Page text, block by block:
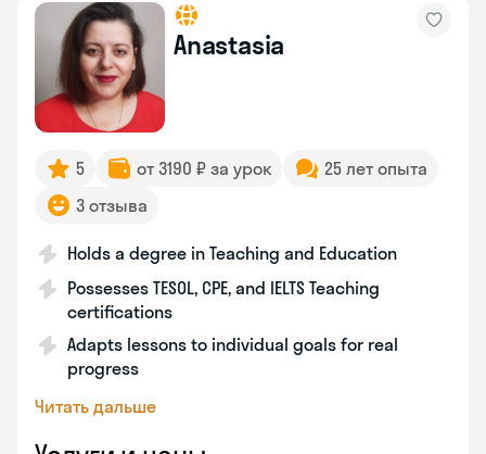
Anastasia
5 от 3190 ₽ за урок
25 лет опыта
3 отзыва
Holds a degree in Teaching and Education
Possesses TESOL, CPE, and IELTS Teaching
certifications
Adapts lessons to individual goals for real
progress
Читать дальше